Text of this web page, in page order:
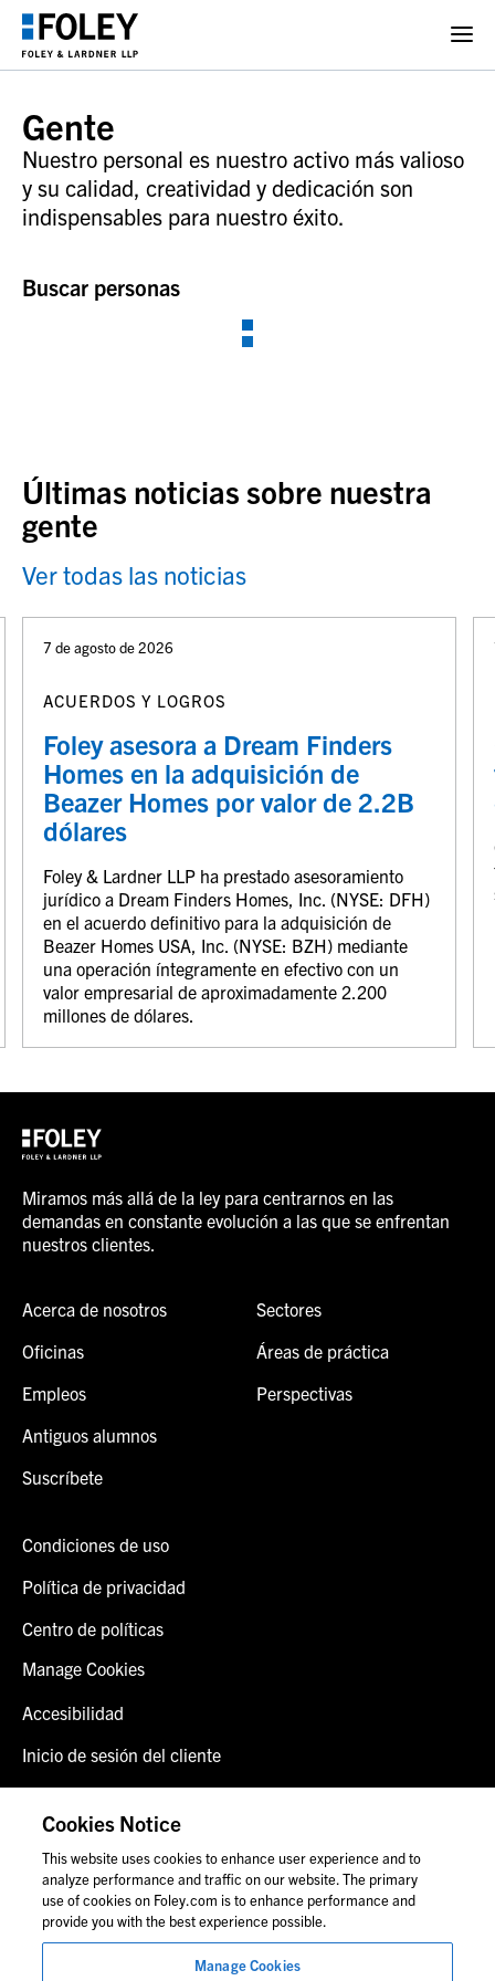
Gente
Nuestro personal es nuestro activo más valioso
y su calidad, creatividad y dedicación son
indispensables para nuestro éxito.
Buscar personas
Últimas noticias sobre nuestra
gente
Ver todas las noticias
7 de agosto de 2026
ACUERDOS Y LOGROS
Foley asesora a Dream Finders
Homes en la adquisición de
Beazer Homes por valor de 2.2B
dólares
Foley & Lardner LLP ha prestado asesoramiento
jurídico a Dream Finders Homes, Inc. (NYSE: DFH)
en el acuerdo definitivo para la adquisición de
Beazer Homes USA, Inc. (NYSE: BZH) mediante
una operación íntegramente en efectivo con un
valor empresarial de aproximadamente 2.200
millones de dólares.
Miramos más allá de la ley para centrarnos en las
demandas en constante evolución a las que se enfrentan
nuestros clientes.
Acerca de nosotros
Oficinas
Empleos
Antiguos alumnos
Suscríbete
Sectores
Áreas de práctica
Perspectivas
Condiciones de uso
Política de privacidad
Centro de políticas
Manage Cookies
Accesibilidad
Inicio de sesión del cliente
Contáctenos
© 2026 Foley & Lardner LLP
Cookies Notice
This website uses cookies to enhance user experience and to
analyze performance and traffic on our website. The primary
use of cookies on Foley.com is to enhance performance and
provide you with the best experience possible.
Manage Cookies